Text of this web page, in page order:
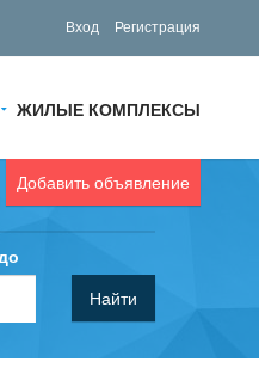
Вход Регистрация
ЖИЛЫЕ КОМПЛЕКСЫ
Добавить объявление
Найти